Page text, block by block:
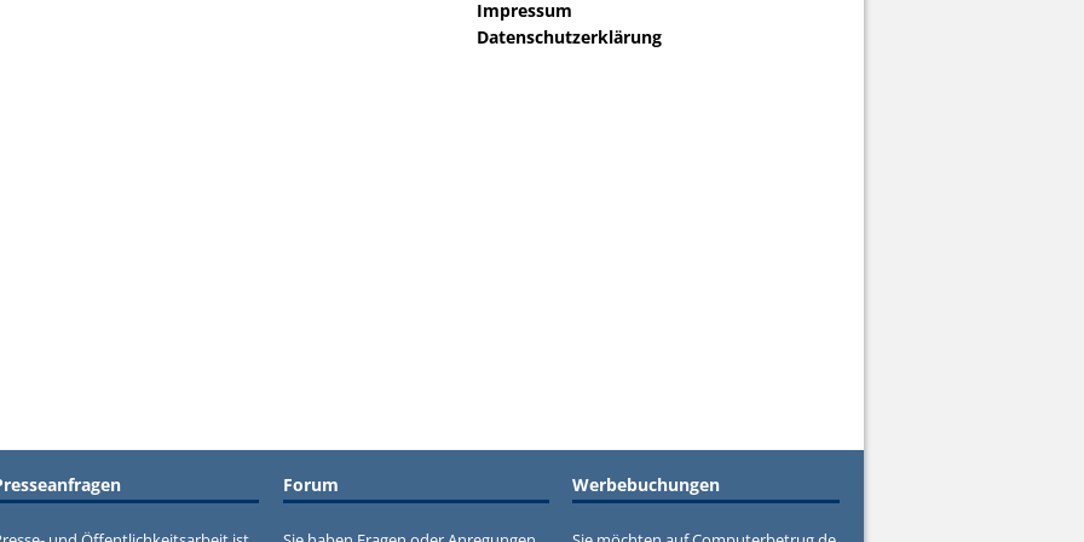
Impressum
Datenschutzerklärung
Forum Werbebuchungen